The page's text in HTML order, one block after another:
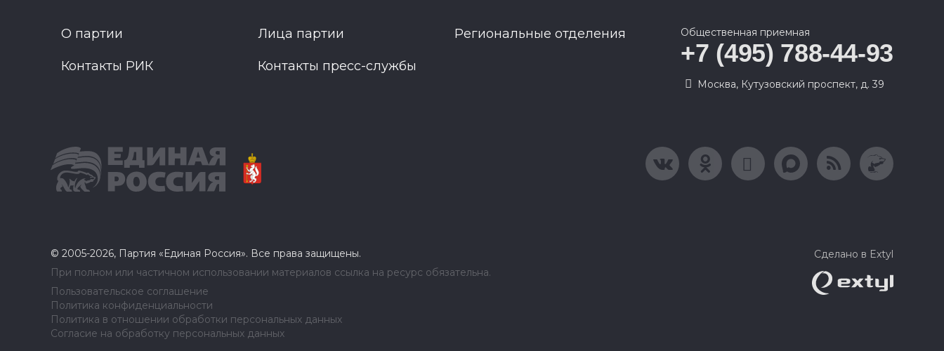
О партии Лица партии Региональные отделения
Контакты РИК Контакты пресс-службы
Общественная приемная
+7 (495) 788-44-93
Москва, Кутузовский проспект, д. 39
© 2005-2026, Партия «Единая Россия». Все права защищены.
При полном или частичном использовании материалов ссылка на ресурс обязательна.
Пользовательское соглашение
Политика конфиденциальности
Политика в отношении обработки персональных данных
Согласие на обработку персональных данных
Сделано в Extyl